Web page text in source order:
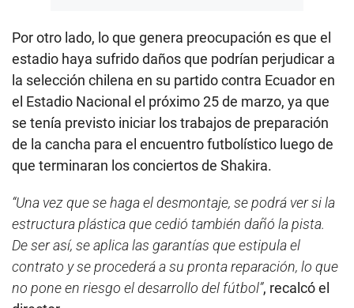
Por otro lado, lo que genera preocupación es que el
estadio haya sufrido daños que podrían perjudicar a
la selección chilena en su partido contra Ecuador en
el Estadio Nacional el próximo 25 de marzo, ya que
se tenía previsto iniciar los trabajos de preparación
de la cancha para el encuentro futbolístico luego de
que terminaran los conciertos de Shakira.
“Una vez que se haga el desmontaje, se podrá ver si la
estructura plástica que cedió también dañó la pista.
De ser así, se aplica las garantías que estipula el
contrato y se procederá a su pronta reparación, lo que
no pone en riesgo el desarrollo del fútbol”, recalcó el